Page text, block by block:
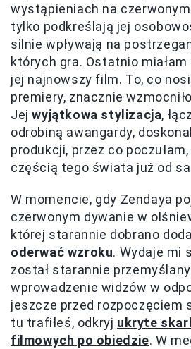
wystąpieniach na
tylko podkreślają jej
silnie wpływają na
których gra. Ostatnio
jej najnowszy film. To, co
premiery, znacznie
Jejwyjątkowa stylizacja,
odrobiną awangardy,
produkcji, przez co
częścią tego świata już od
W momencie, gdy Zendaya
czerwonym dywanie w
której starannie dobrano
oderwać wzroku. Wydaje mi
został starannie
wprowadzenie widzów w
jeszcze przed rozpoczęciem
tu trafiłeś, odkryj ukryte
filmowych po obiedzie. W